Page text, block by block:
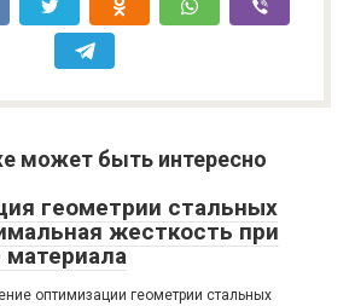
может быть интересно
геометрии стальных
жесткость при
оптимизации геометрии стальных